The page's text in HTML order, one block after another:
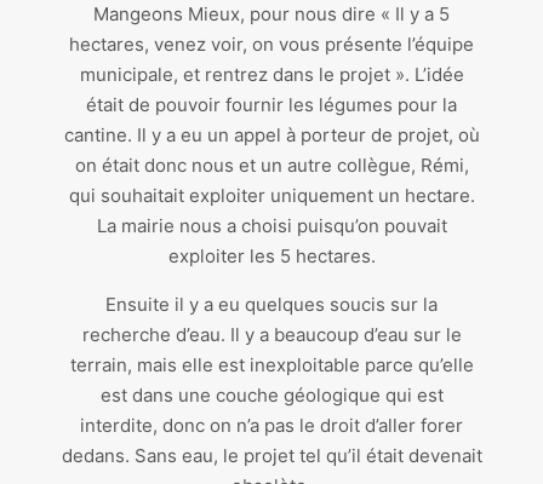
Mangeons Mieux, pour nous dire « Il y a 5
hectares, venez voir, on vous présente l’équipe
municipale, et rentrez dans le projet ». L’idée
était de pouvoir fournir les légumes pour la
cantine. Il y a eu un appel à porteur de projet, où
on était donc nous et un autre collègue, Rémi,
qui souhaitait exploiter uniquement un hectare.
La mairie nous a choisi puisqu’on pouvait
exploiter les 5 hectares.
Ensuite il y a eu quelques soucis sur la
recherche d’eau. Il y a beaucoup d’eau sur le
terrain, mais elle est inexploitable parce qu’elle
est dans une couche géologique qui est
interdite, donc on n’a pas le droit d’aller forer
dedans. Sans eau, le projet tel qu’il était devenait